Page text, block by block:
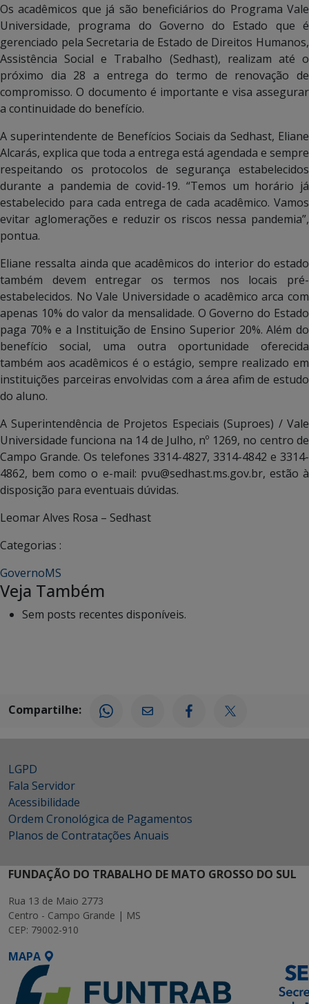
Os acadêmicos que já são beneficiários do Programa Vale
Universidade, programa do Governo do Estado que é
gerenciado pela Secretaria de Estado de Direitos Humanos,
Assistência Social e Trabalho (Sedhast), realizam até o
próximo dia 28 a entrega do termo de renovação de
compromisso. O documento é importante e visa assegurar
a continuidade do benefício.
A superintendente de Benefícios Sociais da Sedhast, Eliane
Alcarás, explica que toda a entrega está agendada e sempre
respeitando os protocolos de segurança estabelecidos
durante a pandemia de covid-19. “Temos um horário já
estabelecido para cada entrega de cada acadêmico. Vamos
evitar aglomerações e reduzir os riscos nessa pandemia”,
pontua.
Eliane ressalta ainda que acadêmicos do interior do estado
também devem entregar os termos nos locais pré-
estabelecidos. No Vale Universidade o acadêmico arca com
apenas 10% do valor da mensalidade. O Governo do Estado
paga 70% e a Instituição de Ensino Superior 20%. Além do
benefício social, uma outra oportunidade oferecida
também aos acadêmicos é o estágio, sempre realizado em
instituições parceiras envolvidas com a área afim de estudo
do aluno.
A Superintendência de Projetos Especiais (Suproes) / Vale
Universidade funciona na 14 de Julho, nº 1269, no centro de
Campo Grande. Os telefones 3314-4827, 3314-4842 e 3314-
4862, bem como o e-mail: pvu@sedhast.ms.gov.br, estão à
disposição para eventuais dúvidas.
Leomar Alves Rosa – Sedhast
Categorias :
GovernoMS
Veja Também
Sem posts recentes disponíveis.
Compartilhe:
LGPD
Fala Servidor
Acessibilidade
Ordem Cronológica de Pagamentos
Planos de Contratações Anuais
FUNDAÇÃO DO TRABALHO DE MATO GROSSO DO SUL
Rua 13 de Maio 2773
Centro - Campo Grande | MS
CEP: 79002-910
MAPA